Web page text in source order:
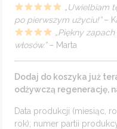
„Uwielbiam
po pierwszym użyciu!”–
„Piękny
włosów.”– Marta
Dodaj do koszyka już
odżywczą regenerację,
Data produkcji (miesiąc,
rok); numer partii